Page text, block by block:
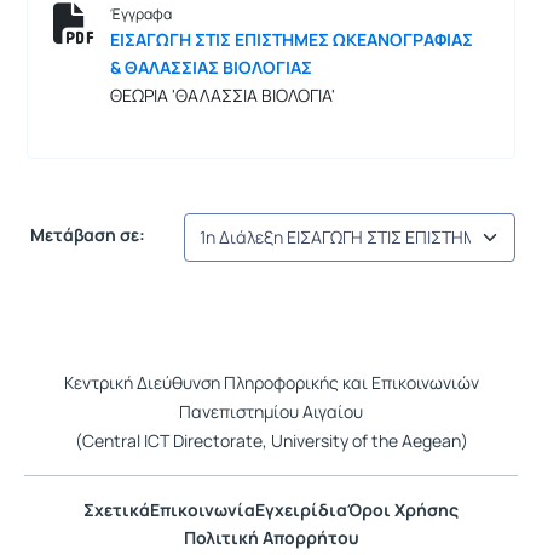
Έγγραφα
ΕΙΣΑΓΩΓΗ ΣΤΙΣ ΕΠΙΣΤΗΜΕΣ ΩΚΕΑΝΟΓΡΑΦΙΑΣ
& ΘΑΛΑΣΣΙΑΣ ΒΙΟΛΟΓΙΑΣ
ΘΕΩΡΙΑ 'ΘΑΛΑΣΣΙΑ ΒΙΟΛΟΓΙΑ'
Μετάβαση σε:
Κεντρική Διεύθυνση Πληροφορικής και Επικοινωνιών
Πανεπιστημίου Αιγαίου
(Central ICT Directorate, University of the Aegean)
ΣχετικάΕπικοινωνίαΕγχειρίδιαΌροι Χρήσης
Πολιτική Απορρήτου